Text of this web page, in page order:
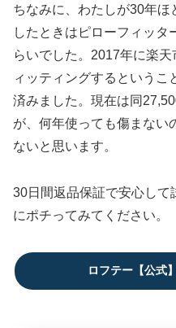
ちなみに、わたしが30年ほ
したときはピローフィッタ
らいでした。2017年に楽
ィッティングするというこ
済みました。現在は同
が、何年使っても傷まない
ないと思います。
30日間返品保証で安心して
にポチってみてください。
ロフテー【公式